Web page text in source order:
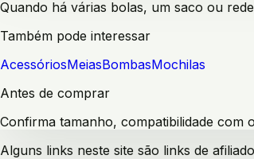
Quando há várias bolas, um saco ou
Também pode interessar
AcessóriosMeiasBombasMochilas
Antes de comprar
Confirma tamanho, compatibilidade com
Alguns links neste site são links de